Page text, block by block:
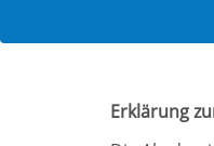
Erklärung